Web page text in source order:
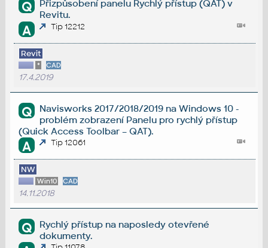
Q
Přizpůsobení panelu Rychlý přístup (QAT) v
Revitu.
A Tip 12212
Revit
* CAD
17.4.2019
Q
Navisworks 2017/2018/2019 na Windows 10 -
problém zobrazení Panelu pro rychlý přístup
(Quick Access Toolbar – QAT).
A Tip 12061
NW
Win10 CAD
14.11.2018
Q
Rychlý přístup na naposledy otevřené
dokumenty.